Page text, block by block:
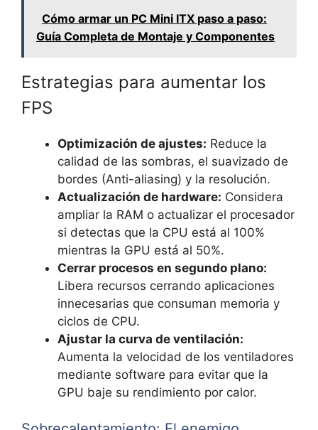
Cómo armar un PC Mini ITX paso a paso:
Guía Completa de Montaje y Componentes
Estrategias para aumentar los
FPS
Optimización de ajustes: Reduce la
calidad de las sombras, el suavizado de
bordes (Anti-aliasing) y la resolución.
Actualización de hardware: Considera
ampliar la RAM o actualizar el procesador
si detectas que la CPU está al 100%
mientras la GPU está al 50%.
Cerrar procesos en segundo plano:
Libera recursos cerrando aplicaciones
innecesarias que consuman memoria y
ciclos de CPU.
Ajustar la curva de ventilación:
Aumenta la velocidad de los ventiladores
mediante software para evitar que la
GPU baje su rendimiento por calor.